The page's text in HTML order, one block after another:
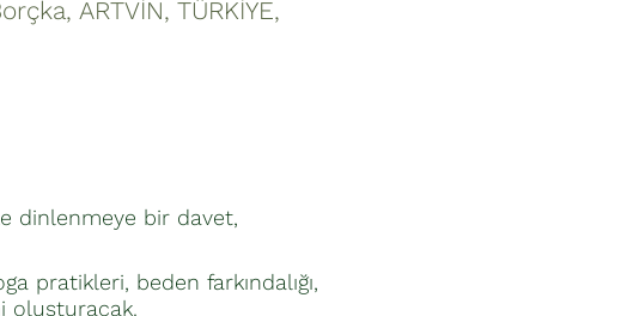
ARTVİN, TÜRKİYE,
dinlenmeye bir davet,
pratikleri, beden farkındalığı,
oluşturacak.